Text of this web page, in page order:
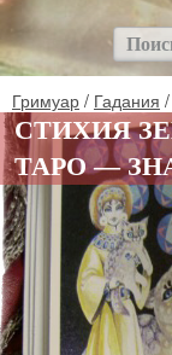
Гримуар / Гадания /
СТИХИЯ
ТАРО —